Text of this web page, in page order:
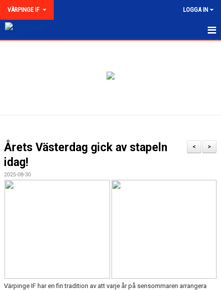
VÄRPINGE IF LOGGA IN
KLUBBKOLLEKTION
>
<
Årets Västerdag gick av stapeln
idag!
2025-08-30
Värpinge IF har en fin tradition av att varje år på sensommaren arrangera